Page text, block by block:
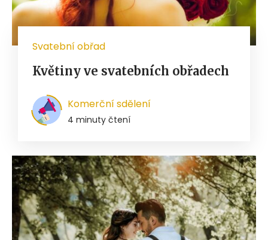
Svatební obřad
Květiny ve svatebních obřadech
Komerční sdělení
4 minuty čtení